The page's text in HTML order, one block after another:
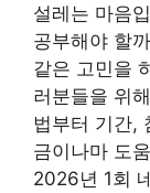
설레는 마음
공부해야 할
같은 고민을
러분들을 위
법부터 기간,
금이나마 도
2026년 1회